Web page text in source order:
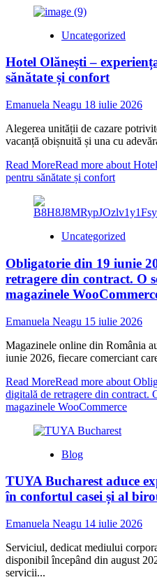
Uncategorized
Hotel Olănești –
sănătate și confort
Emanuela Neagu 18 iulie 2026
Alegerea unității de cazare
vacanță obișnuită și una cu
Read MoreRead more about
pentru sănătate și confort
Uncategorized
Obligatorie din 19 iunie
retragere din contract. O
magazinele
Emanuela Neagu 15 iulie 2026
Magazinele online din România
iunie 2026, fiecare comerciant
Read MoreRead more about
digitală de retragere din contract.
magazinele WooCommerce
Blog
TUYA Bucharest aduce
în confortul casei și al
Emanuela Neagu 14 iulie 2026
Serviciul, dedicat mediului
disponibil începând din august
servicii...